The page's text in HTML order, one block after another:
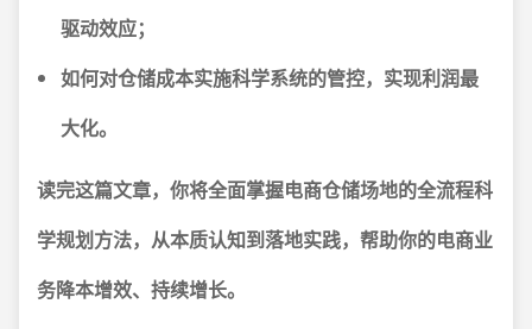
驱动效应；
如何对仓储成本实施科学系统的管控，实现利润最
大化。
读完这篇文章，你将全面掌握电商仓储场地的全流程科
学规划方法，从本质认知到落地实践，帮助你的电商业
务降本增效、持续增长。